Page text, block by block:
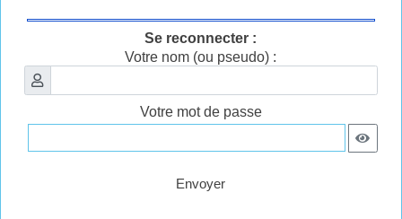
Se reconnecter :
Votre nom (ou pseudo) :
Votre mot de passe
Envoyer